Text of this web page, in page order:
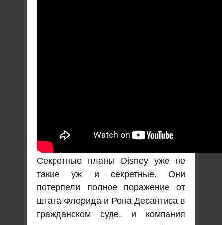
Секретные планы Disney уже не
такие уж и секретные. Они
потерпели полное поражение от
штата Флорида и Рона Десантиса в
гражданском суде, и компания